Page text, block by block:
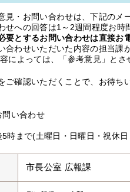
見・お問い合わせは、下記のメ
せへの回答は1～2週間程度お時
要とするお問い合わせは直接お
合わせいただいた内容の担当課
によっては、「参考意見」とさ
ご確認いただくことで、お待
問い合わせ
時まで(土曜日・日曜日・祝休
市長公室 広報課